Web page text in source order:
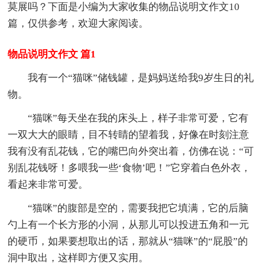
莫展吗？下面是小编为大家收集的物品说明文作文10
篇，仅供参考，欢迎大家阅读。
物品说明文作文 篇1
我有一个“猫咪”储钱罐，是妈妈送给我9岁生日的礼
物。
“猫咪”每天坐在我的床头上，样子非常可爱，它有
一双大大的眼睛，目不转睛的望着我，好像在时刻注意
我有没有乱花钱，它的嘴巴向外突出着，仿佛在说：“可
别乱花钱呀！多喂我一些‘食物’吧！”它穿着白色外衣，
看起来非常可爱。
“猫咪”的腹部是空的，需要我把它填满，它的后脑
勺上有一个长方形的小洞，从那儿可以投进五角和一元
的硬币，如果要想取出的话，那就从“猫咪”的“屁股”的
洞中取出，这样即方便又实用。